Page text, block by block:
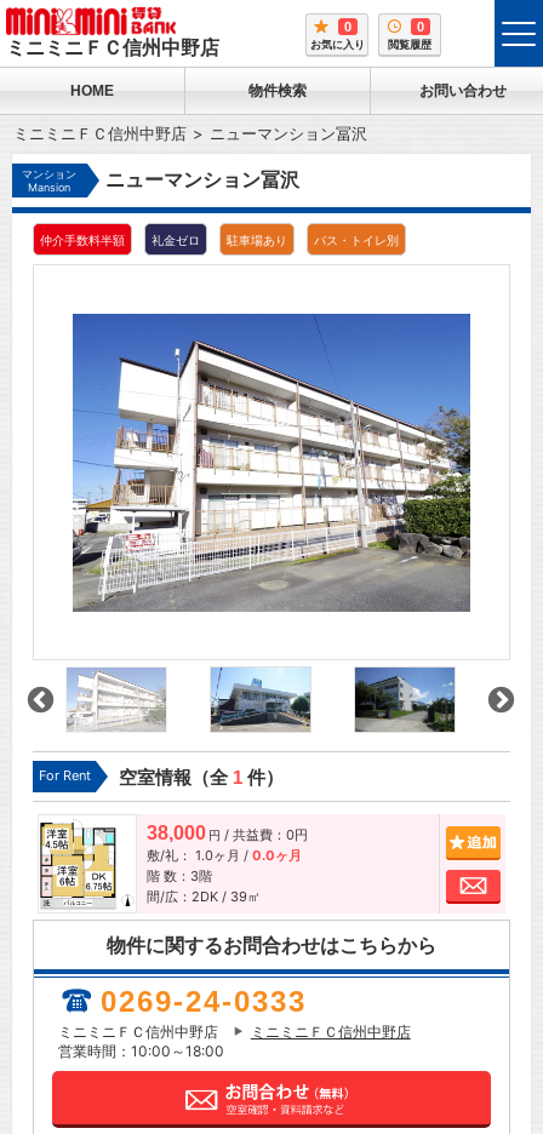
ミニミニＦＣ信州中野店
0
お気に入り
0
閲覧履歴
HOME 物件検索 お問い合わせ
ミニミニＦＣ信州中野店 ニューマンション冨沢
マンション
Mansion
ニューマンション冨沢
仲介手数料半額 礼金ゼロ 駐車場あり バス・トイレ別
For Rent 空室情報（全 1件）
38,000 円 / 共益費：0円
敷/礼： 1.0ヶ月 / 0.0ヶ月
階 数：3階
間/広：2DK / 39㎡
お問
物件に関するお問合わせはこちらから
0269-24-0333
ミニミニＦＣ信州中野店
ミニミニＦＣ信州中野店
営業時間：10:00～18:00